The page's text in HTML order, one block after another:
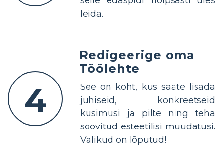
leida.
4
Redigeerige oma
Töölehte
See on koht, kus saate lisada
juhiseid, konkreetseid
küsimusi ja pilte ning teha
soovitud esteetilisi muudatusi.
Valikud on lõputud!